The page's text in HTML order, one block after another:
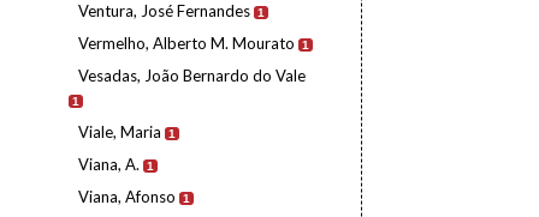
Ventura, José Fernandes 1
Vermelho, Alberto M. Mourato 1
Vesadas, João Bernardo do Vale
1
Viale, Maria 1
Viana, A. 1
Viana, Afonso 1